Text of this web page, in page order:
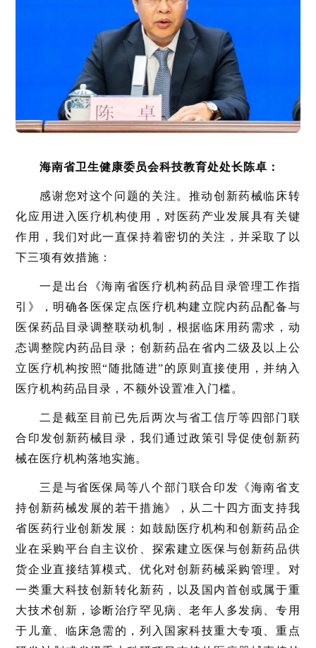
海南省卫生健康委员会科技教育处处长陈卓 ：
感谢您对这个问题的关注。推动创新药械临床转
化应用进入医疗机构使用，对医药产业发展具有关键
作用，我们对此一直保持着密切的关注，并采取了以
下三项有效措施：
一是出台《海南省医疗机构药品目录管理工作指
引》，明确各医保定点医疗机构建立院内药品配备与
医保药品目录调整联动机制，根据临床用药需求，动
态调整院内药品目录；创新药品在省内二级及以上公
立医疗机构按照“随批随进”的原则直接使用，并纳入
医疗机构药品目录，不额外设置准入门槛。
二是截至目前已先后两次与省工信厅等四部门联
合印发创新药械目录，我们通过政策引导促使创新药
械在医疗机构落地实施。
三是与省医保局等八个部门联合印发《海南省支
持创新药械发展的若干措施》，从二十四方面支持我
省医药行业创新发展：如鼓励医疗机构和创新药品企
业在采购平台自主议价、探索建立医保与创新药品供
货企业直接结算模式、优化对创新药械采购管理。对
一类重大科技创新转化新药，以及国内首创或属于重
大技术创新，诊断治疗罕见病、老年人多发病、专用
于儿童、临床急需的，列入国家科技重大专项、重点